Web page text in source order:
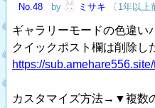
No.48
by ミサキ 〔1年以上
ギャラリーモードの色違い
クイックポスト欄は削除し
https://
カスタマイズ方法→▼複数